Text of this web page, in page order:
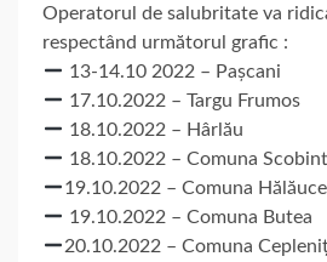
Operatorul de salubritate va
respectând următorul grafic :
13-14.10 2022 – Pașcani
17.10.2022 – Targu Frumos
18.10.2022 – Hârlău
18.10.2022 – Comuna
19.10.2022 – Comuna
19.10.2022 – Comuna Butea
20.10.2022 – Comuna